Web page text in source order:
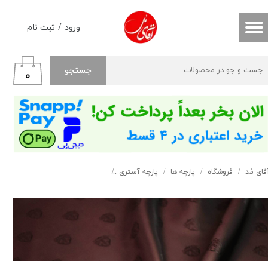
ورود / ثبت نام
حساب کاربری من
خروج از حساب کاربری
جستجو ۰
مُد فروشگاه پارچه ها پارچه آستری